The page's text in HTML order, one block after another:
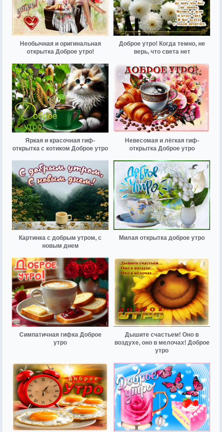
Необычная и оригинальная
открытка Доброе утро!
Доброе утро! Когда темно, не
верь, что света нет
Яркая и красочная гиф-
открытка с котиком Доброе утро
Невесомая и лёгкая гиф-
открытка Доброе утро
Картинка с добрым утром, с
новым днем
Милая открытка доброе утро
Симпатичная гифка Доброе
утро
Дышите счастьем! Оно в
воздухе, оно в мелочах! Доброе
утро